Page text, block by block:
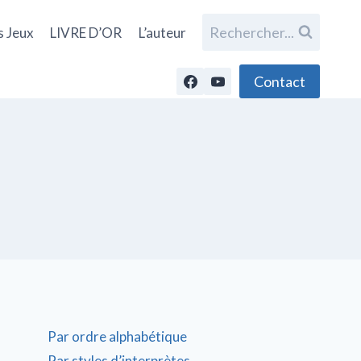
Jeux LIVRE D’OR L’auteur Rechercher...
Contact
Par ordre alphabétique